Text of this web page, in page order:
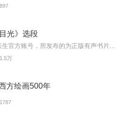
897
光》选段
1.5万
方绘画500年
1787